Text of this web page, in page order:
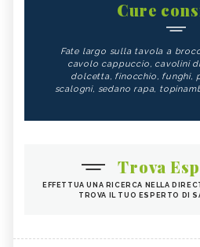
Cure
Fate largo sulla tavola a
cavolo cappuccio, cavolini
dolcetta, finocchio, funghi,
scalogni, sedano rapa,
Trova
EFFETTUA UNA RICERCA NELLA
TROVA IL TUO ESPERTO DI